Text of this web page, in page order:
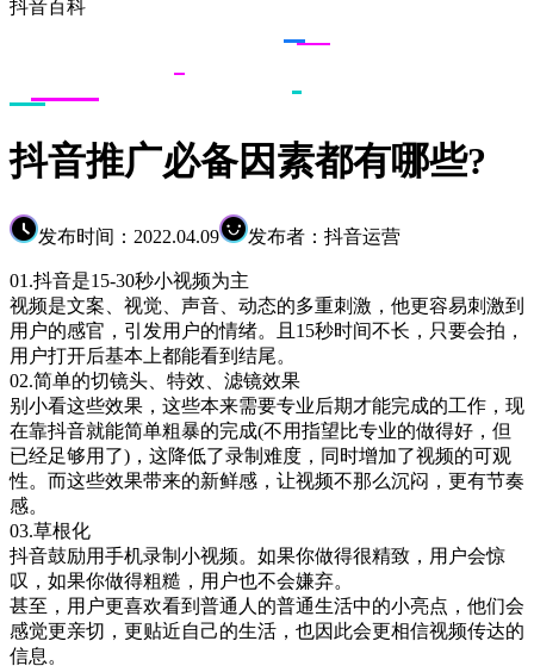
抖音百科
抖音推广必备因素都有哪些?
发布时间：2022.04.09 发布者：抖音运营
01.抖音是15-30秒小视频为主
视频是文案、视觉、声音、动态的多重刺激，他更容易刺激到
用户的感官，引发用户的情绪。且15秒时间不长，只要会拍，
用户打开后基本上都能看到结尾。
02.简单的切镜头、特效、滤镜效果
别小看这些效果，这些本来需要专业后期才能完成的工作，现
在靠抖音就能简单粗暴的完成(不用指望比专业的做得好，但
已经足够用了)，这降低了录制难度，同时增加了视频的可观
性。而这些效果带来的新鲜感，让视频不那么沉闷，更有节奏
感。
03.草根化
抖音鼓励用手机录制小视频。如果你做得很精致，用户会惊
叹，如果你做得粗糙，用户也不会嫌弃。
甚至，用户更喜欢看到普通人的普通生活中的小亮点，他们会
感觉更亲切，更贴近自己的生活，也因此会更相信视频传达的
信息。